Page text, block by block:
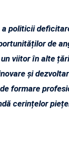
politicii
de
viitor în alte
și
formare
cerințelor